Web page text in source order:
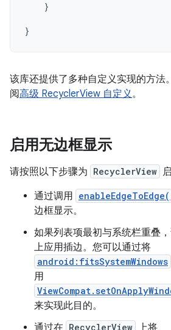
}
}
该库还提供了多种自定义实现的方法
阅高级 RecyclerView 自定义。
启用无边框显示
请按照以下步骤为 RecyclerView
通过调用
边框显示。
如果列表项最初与系统栏重叠
上应用插边。您可以通过将
android:fitsSystemWindows
用
来实现此目的。
通过在 RecyclerView 上将